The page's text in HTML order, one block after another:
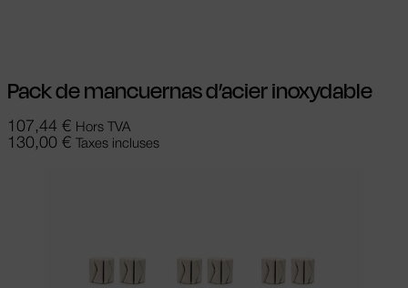
Pack de mancuernas d’acier inoxydable
107,44 € Hors TVA
130,00 € Taxes incluses